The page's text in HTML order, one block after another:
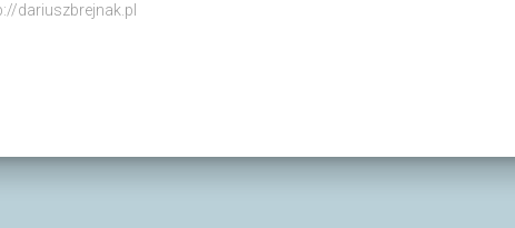
dariuszbrejnak.pl